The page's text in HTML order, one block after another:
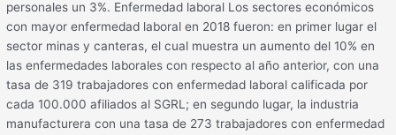
personales un 3%. Enfermedad laboral Los sectores económicos
con mayor enfermedad laboral en 2018 fueron: en primer lugar el
sector minas y canteras, el cual muestra un aumento del 10% en
las enfermedades laborales con respecto al año anterior, con una
tasa de 319 trabajadores con enfermedad laboral calificada por
cada 100.000 afiliados al SGRL; en segundo lugar, la industria
manufacturera con una tasa de 273 trabajadores con enfermedad